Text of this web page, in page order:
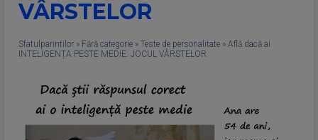
VÂRSTELOR
Sfatulparintilor » Fără categorie » Teste de personalitate » Află dacă ai
INTELIGENȚA PESTE MEDIE: JOCUL VÂRSTELOR